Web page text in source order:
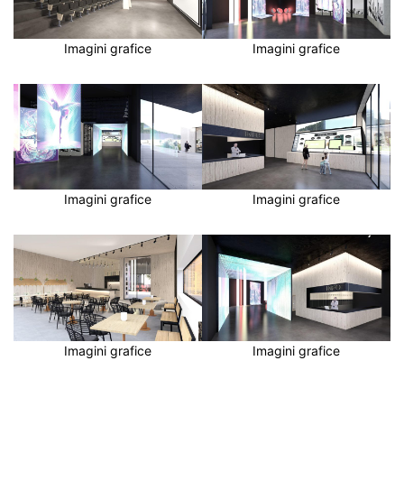
Imagini grafice Imagini grafice
Imagini grafice Imagini grafice
Imagini grafice Imagini grafice